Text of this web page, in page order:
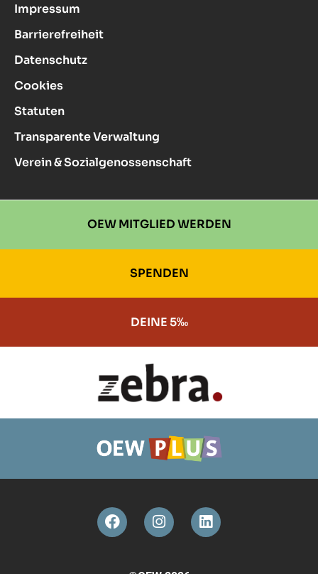
Impressum
Barrierefreiheit
Datenschutz
Cookies
Statuten
Transparente Verwaltung
Verein & Sozialgenossenschaft
OEW MITGLIED WERDEN
SPENDEN
DEINE 5‰